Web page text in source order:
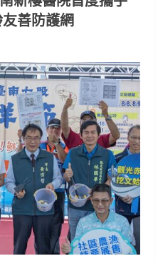
善防護網